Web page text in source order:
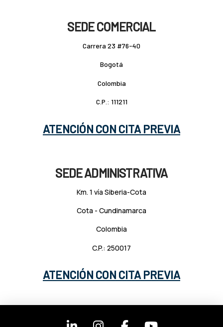
SEDE COMERCIAL
Carrera 23 #76-40
Bogotá
Colombia
C.P.: 111211
ATENCIÓN CON CITA PREVIA
SEDE ADMINISTRATIVA
Km. 1 vía Siberia-Cota
Cota - Cundinamarca
Colombia
C.P.: 250017
ATENCIÓN CON CITA PREVIA